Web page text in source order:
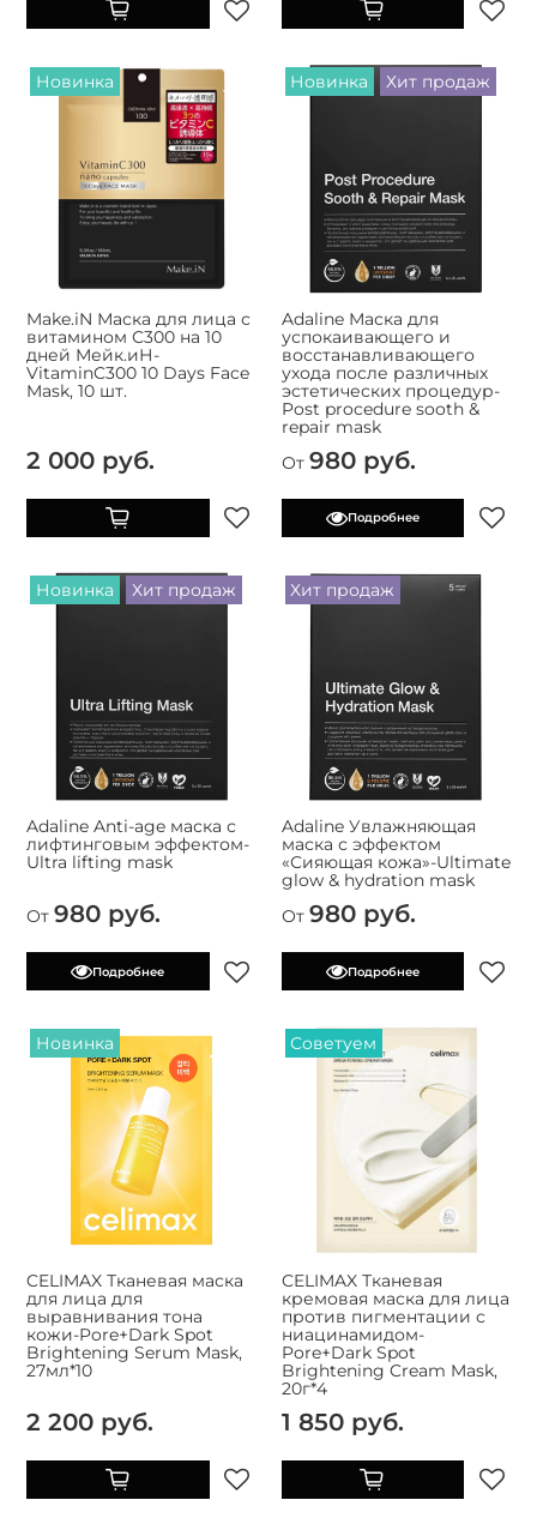
Новинка
Make.iN Маска для лица с
витамином С300 на 10
дней Мейк.иН-
VitaminC300 10 Days Face
Mask, 10 шт.
2 000 руб.
Новинка Хит продаж
Adaline Маска для
успокаивающего и
восстанавливающего
ухода после различных
эстетических процедур-
Post procedure sooth &
repair mask
От 980 руб.
Подробнее
Новинка Хит продаж
Adaline Anti-age маска с
лифтинговым эффектом-
Ultra lifting mask
От 980 руб.
Подробнее
Хит продаж
Adaline Увлажняющая
маска с эффектом
«Сияющая кожа»-Ultimate
glow & hydration mask
От 980 руб.
Подробнее
Новинка
CELIMAX Тканевая маска
для лица для
выравнивания тона
кожи-Pore+Dark Spot
Brightening Serum Mask,
27мл*10
2 200 руб.
Советуем
CELIMAX Тканевая
кремовая маска для лица
против пигментации с
ниацинамидом-
Pore+Dark Spot
Brightening Cream Mask,
20г*4
1 850 руб.